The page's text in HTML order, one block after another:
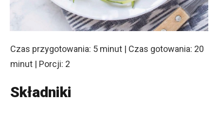
Czas przygotowania: 5 minut | Czas gotowania: 20
minut | Porcji: 2
Składniki